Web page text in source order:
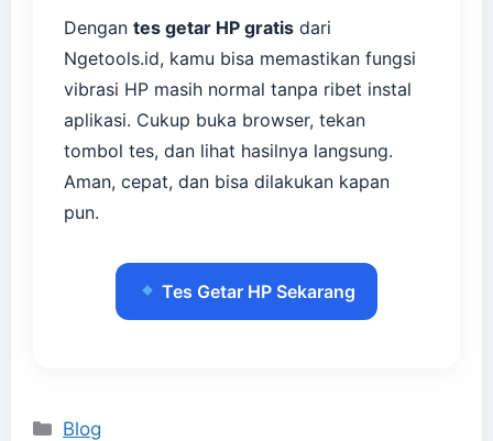
Dengan tes getar HP gratis dari
Ngetools.id, kamu bisa memastikan fungsi
vibrasi HP masih normal tanpa ribet instal
aplikasi. Cukup buka browser, tekan
tombol tes, dan lihat hasilnya langsung.
Aman, cepat, dan bisa dilakukan kapan
pun.
Tes Getar HP Sekarang
Categories
Blog